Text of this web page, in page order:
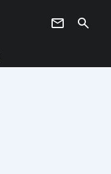
newsletter search